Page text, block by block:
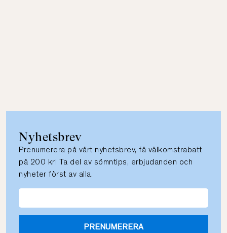
Nyhetsbrev
Prenumerera på vårt nyhetsbrev, få välkomstrabatt
på 200 kr! Ta del av sömntips, erbjudanden och
nyheter först av alla.
PRENUMERERA